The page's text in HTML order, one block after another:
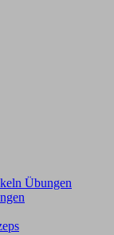
Übungen